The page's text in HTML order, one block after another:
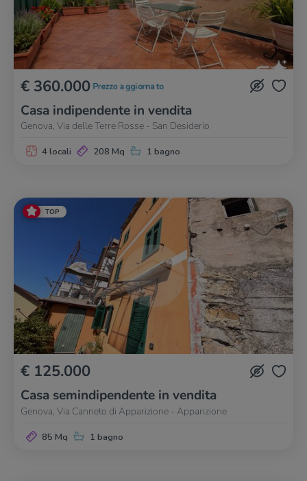
€ 360.000 Prezzo aggiornato
Casa indipendente in vendita
Genova, Via delle Terre Rosse - San Desiderio
4 locali 208 Mq 1 bagno
TOP
€ 125.000
Casa semindipendente in vendita
Genova, Via Canneto di Apparizione - Apparizione
85 Mq 1 bagno